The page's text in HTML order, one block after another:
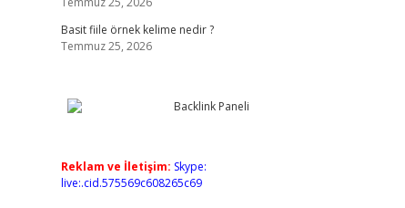
Basit fiile örnek kelime nedir ?
Temmuz 25, 2026
Reklam ve İletişim: Skype:
live:.cid.575569c608265c69